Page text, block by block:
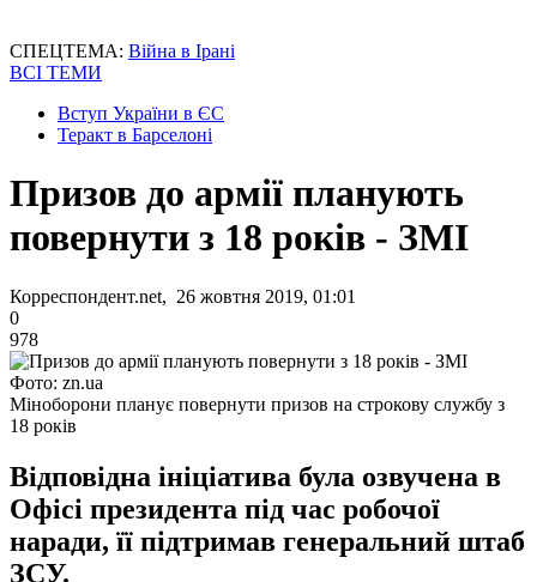
СПЕЦТЕМА: Війна в Ірані
ВСІ ТЕМИ
Вступ України в ЄС
Теракт в Барселоні
Призов до армії планують
повернути з 18 років - ЗМІ
Корреспондент.net, 26 жовтня 2019, 01:01
0
978
Фото: zn.ua
Міноборони планує повернути призов на строкову службу з
18 років
Відповідна ініціатива була озвучена в
Офісі президента під час робочої
наради, її підтримав генеральний штаб
ЗСУ.